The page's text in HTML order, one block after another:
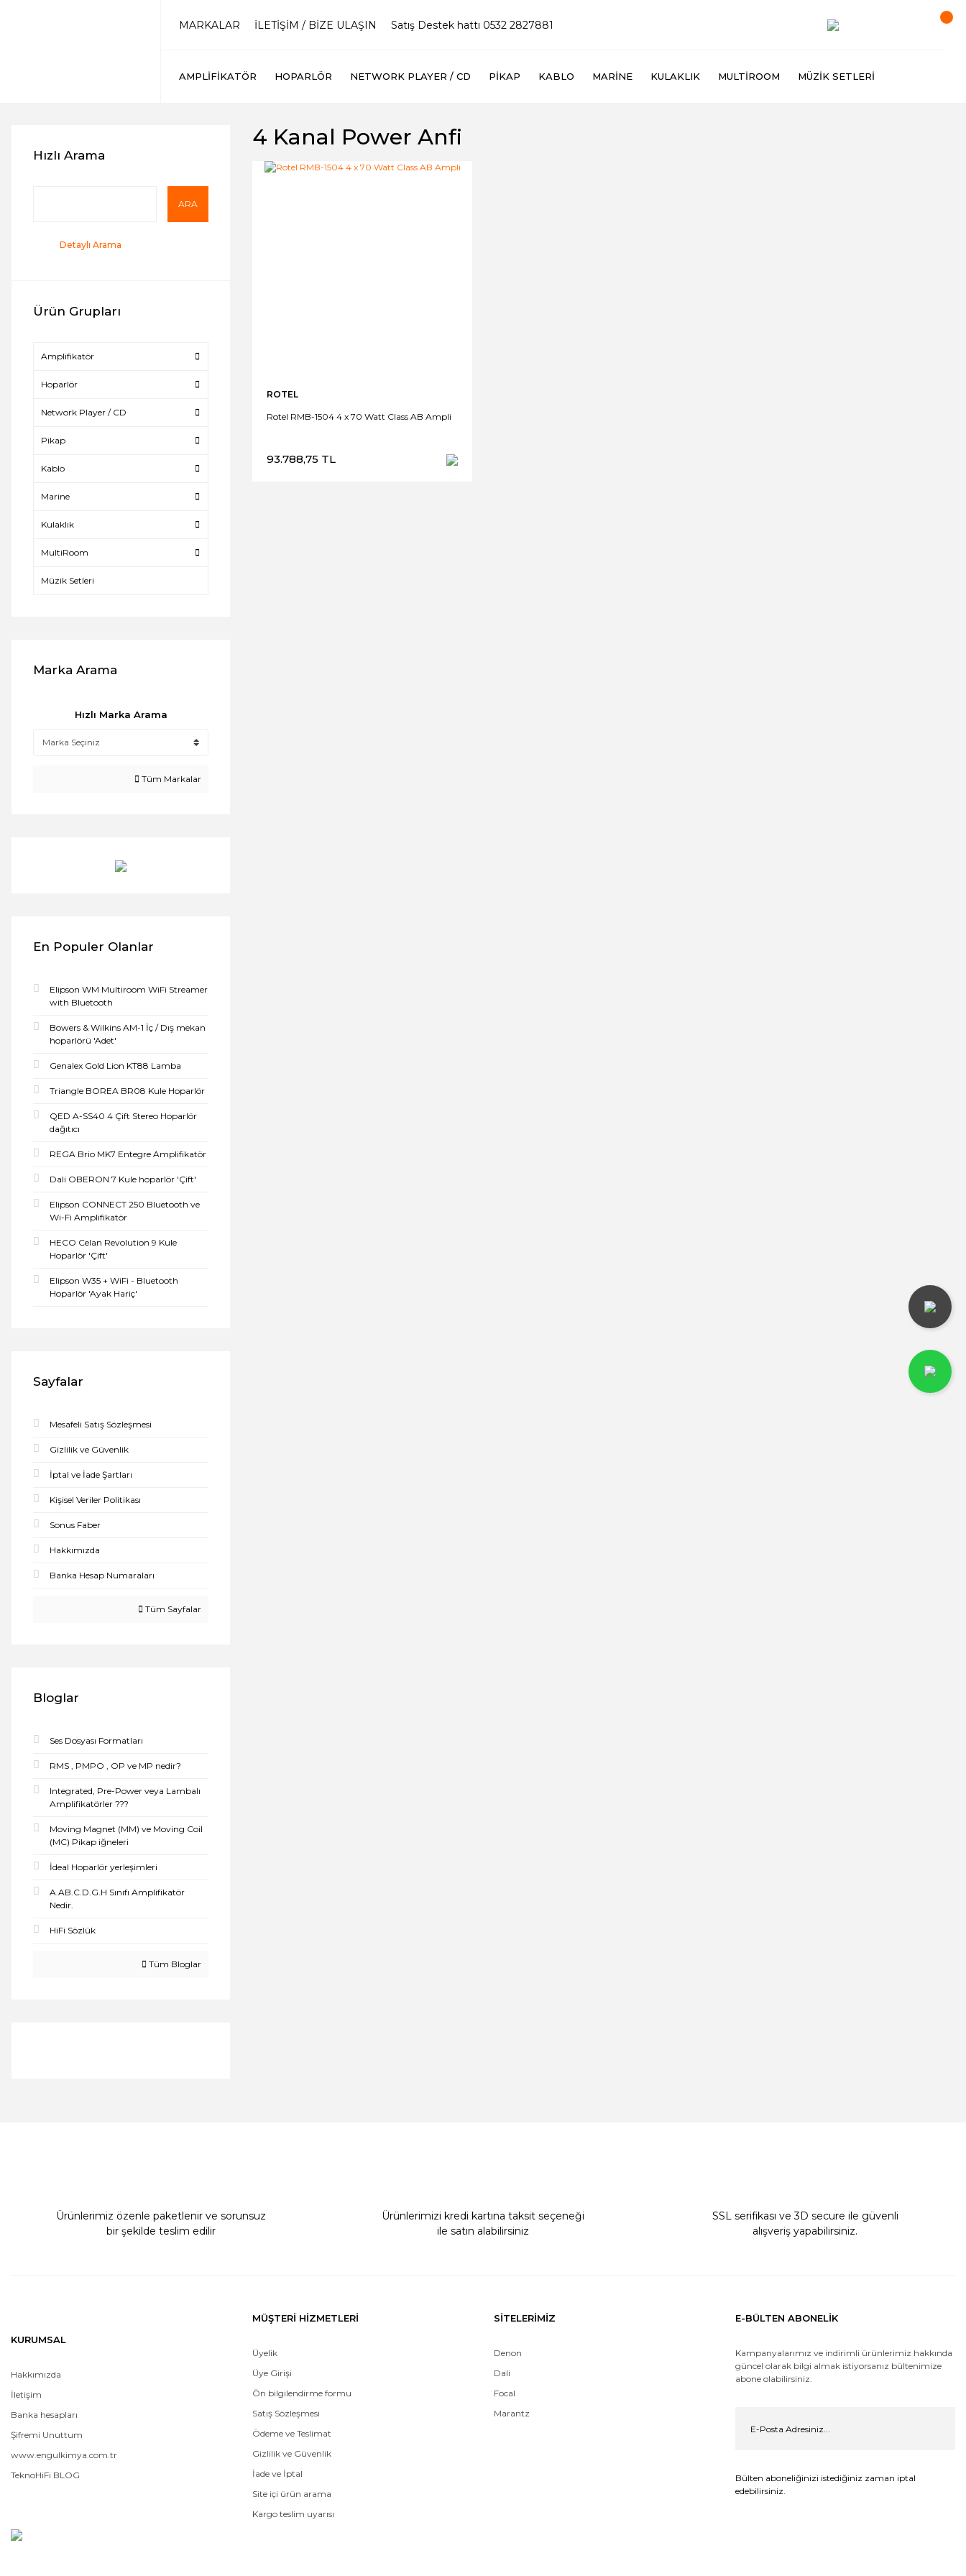
MARKALAR İLETİŞİM / BİZE ULAŞIN Satış Destek hattı 0532 2827881
AMPLIFIKATÖR HOPARLÖR NETWORK PLAYER / CD PIKAP KABLO MARINE KULAKLIK MULTIROOM MÜZIK SETLERI
Hızlı Arama
ARA
Detaylı Arama
Ürün Grupları
Amplifikatör
Hoparlör
Network Player / CD
Pikap
Kablo
Marine
Kulaklık
MultiRoom
Müzik Setleri
Marka Arama
Hızlı Marka Arama
Tüm Markalar
En Populer Olanlar
Elipson WM Multiroom WiFi Streamer
with Bluetooth
Bowers & Wilkins AM-1 İç / Dış mekan
hoparlörü 'Adet'
Genalex Gold Lion KT88 Lamba
Triangle BOREA BR08 Kule Hoparlör
QED A-SS40 4 Çift Stereo Hoparlör
dağıtıcı
REGA Brio MK7 Entegre Amplifikatör
Dali OBERON 7 Kule hoparlör 'Çift'
Elipson CONNECT 250 Bluetooth ve
Wi-Fi Amplifikatör
HECO Celan Revolution 9 Kule
Hoparlör 'Çift'
Elipson W35 + WiFi - Bluetooth
Hoparlör 'Ayak Hariç'
Sayfalar
Mesafeli Satış Sözleşmesi
Gizlilik ve Güvenlik
İptal ve İade Şartları
Kişisel Veriler Politikası
Sonus Faber
Hakkımızda
Banka Hesap Numaraları
Tüm Sayfalar
Bloglar
Ses Dosyası Formatları
RMS , PMPO , OP ve MP nedir?
Integrated, Pre-Power veya Lambalı
Amplifikatörler ???
Moving Magnet (MM) ve Moving Coil
(MC) Pikap iğneleri
İdeal Hoparlör yerleşimleri
A.AB.C.D.G.H Sınıfı Amplifikatör
Nedir.
HiFi Sözlük
Tüm Bloglar
4 Kanal Power Anfi
ROTEL
Rotel RMB-1504 4 x 70 Watt Class AB Ampli
93.788,75 TL
Ürünlerimiz özenle paketlenir ve sorunsuz
bir şekilde teslim edilir
Ürünlerimizi kredi kartına taksit seçeneği
ile satın alabilirsiniz
SSL serifikası ve 3D secure ile güvenli
alışveriş yapabilirsiniz.
KURUMSAL
Hakkımızda
İletişim
Banka hesapları
Şifremi Unuttum
www.engulkimya.com.tr
TeknoHiFi BLOG
MÜŞTERİ HİZMETLERİ
Üyelik
Üye Girişi
Ön bilgilendirme formu
Satış Sözleşmesi
Ödeme ve Teslimat
Gizlilik ve Güvenlik
İade ve İptal
Site içi ürün arama
Kargo teslim uyarısı
SİTELERİMİZ
Denon
Dali
Focal
Marantz
E-BÜLTEN ABONELİK
Kampanyalarımız ve indirimli ürünlerimiz hakkında
güncel olarak bilgi almak istiyorsanız bültenimize
abone olabilirsiniz.
Bülten aboneliğinizi istediğiniz zaman iptal
edebilirsiniz.